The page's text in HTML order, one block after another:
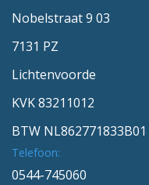
Nobelstraat 9 03
7131 PZ
Lichtenvoorde
KVK 83211012
BTW NL862771833B01
Telefoon:
0544-745060